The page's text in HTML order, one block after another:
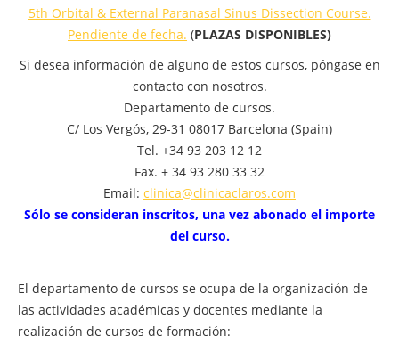
5th Orbital & External Paranasal Sinus Dissection Course.
Pendiente de fecha. (PLAZAS DISPONIBLES)
Si desea información de alguno de estos cursos, póngase en
contacto con nosotros.
Departamento de cursos.
C/ Los Vergós, 29-31 08017 Barcelona (Spain)
Tel. +34 93 203 12 12
Fax. + 34 93 280 33 32
Email: clinica@clinicaclaros.com
Sólo se consideran inscritos, una vez abonado el importe
del curso.
El departamento de cursos se ocupa de la organización de
las actividades académicas y docentes mediante la
realización de cursos de formación: